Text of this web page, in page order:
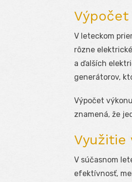
V leteckom
rôzne
a ďalších
generátorov,
Výpočet
znamená, že
Využitie
V súčasnom
efektívnosť,